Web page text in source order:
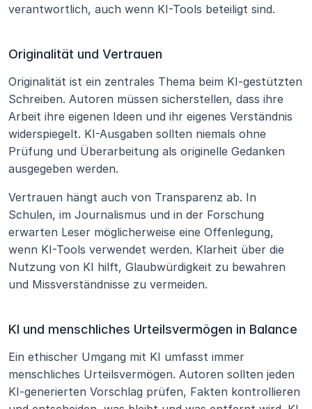
verantwortlich, auch wenn KI-Tools beteiligt sind.
Originalität und Vertrauen
Originalität ist ein zentrales Thema beim KI-gestützten
Schreiben. Autoren müssen sicherstellen, dass ihre
Arbeit ihre eigenen Ideen und ihr eigenes Verständnis
widerspiegelt. KI-Ausgaben sollten niemals ohne
Prüfung und Überarbeitung als originelle Gedanken
ausgegeben werden.
Vertrauen hängt auch von Transparenz ab. In
Schulen, im Journalismus und in der Forschung
erwarten Leser möglicherweise eine Offenlegung,
wenn KI-Tools verwendet werden. Klarheit über die
Nutzung von KI hilft, Glaubwürdigkeit zu bewahren
und Missverständnisse zu vermeiden.
KI und menschliches Urteilsvermögen in Balance
Ein ethischer Umgang mit KI umfasst immer
menschliches Urteilsvermögen. Autoren sollten jeden
KI-generierten Vorschlag prüfen, Fakten kontrollieren